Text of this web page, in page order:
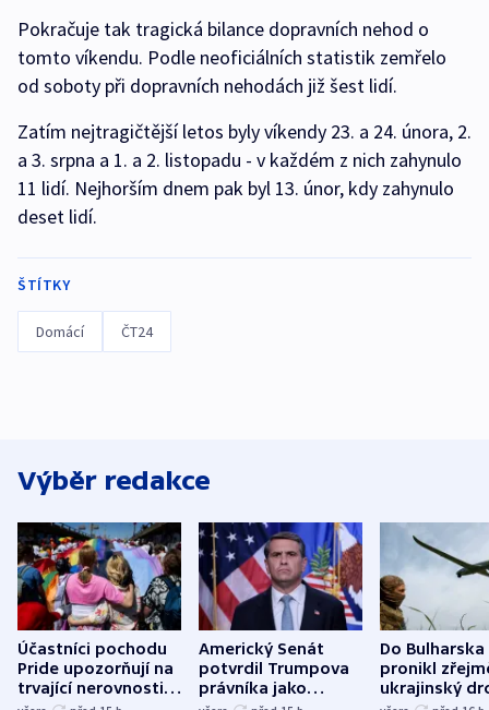
Pokračuje tak tragická bilance dopravních nehod o
tomto víkendu. Podle neoficiálních statistik zemřelo
od soboty při dopravních nehodách již šest lidí.
Zatím nejtragičtější letos byly víkendy 23. a 24. února, 2.
a 3. srpna a 1. a 2. listopadu - v každém z nich zahynulo
11 lidí. Nejhorším dnem pak byl 13. únor, kdy zahynulo
deset lidí.
ŠTÍTKY
Domácí ČT24
Výběr redakce
Účastníci pochodu
Pride upozorňují na
trvající nerovnosti i
Americký Senát
potvrdil Trumpova
právníka jako
Do Bulharska
pronikl
ukrajinský